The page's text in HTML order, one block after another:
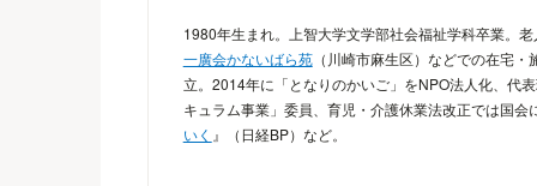
1980年生まれ。上智大学文学部社会福祉学科卒業。
一廣会かないばら苑（川崎市麻生区）などでの在宅
立。2014年に「となりのかいご」をNPO法人化、代
キュラム事業」委員、育児・介護休業法改正では国会
いく 』（日経BP）など。